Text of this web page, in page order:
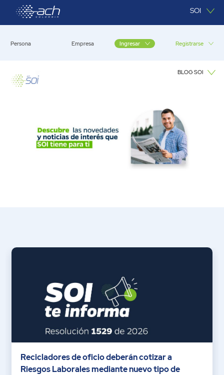
Saltar al contenido principal SOI
Persona Empresa Ingresar Registrarse
BLOG SOI
Recicladores de oficio deberán cotizar a
Riesgos Laborales mediante nuevo tipo de